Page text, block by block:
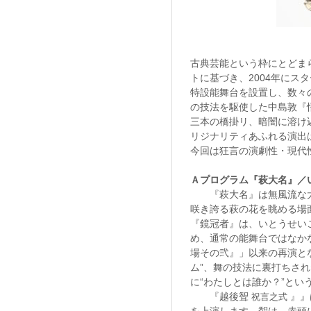
古典芸能という枠にとどま
トに基づき、2004年にス
特設能舞台を設置し、数
の技法を駆使した中島敦
三本の橋掛リ、暗闇に溶
リジナリティあふれる演
今回は狂言の演劇性・現
Ａプログラム『萩大名』
『萩大名』は無風流な大
咲き誇る萩の花を眺める
『鏡冠者』は、いとうせ
め、通常の能舞台ではな
場その弐』」以来の再演と
ム”、舞の技法に裏打ちさ
に“わたしとは誰か？”と
『越後聟 祝言之式 』